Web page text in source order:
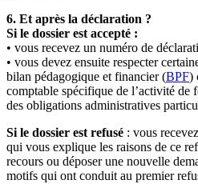
6. Et après la déclaration ?
Si le dossier est accepté :
• vous recevez un numéro de
• vous devez ensuite respecter
bilan pédagogique et financier (BPF)
comptable spécifique de l’activité de
des obligations administratives
Si le dossier est refusé : vous
qui vous explique les raisons de ce
recours ou déposer une nouvelle
motifs qui ont conduit au premier